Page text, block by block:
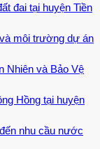
đai tại huyện Tiền
môi trường dự án
Nhiên và Bảo Vệ
Hồng tại huyện
nhu cầu nước